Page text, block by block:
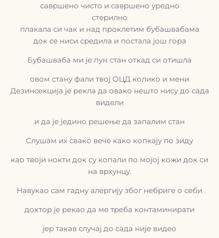
савршено чисто и савршено уредно
стерилно
плакала си чак и над проклетим бубашвабама
док се ниси средила и постала још гора
Бубашваба ми је пун стан откад си отишла
овом стану фали твој ОЦД колико и мени
Дезинсекција је рекла да овако нешто нису до сада
видели
и да је једино решење да запалим стан
Слушам их свако вече како копкају по зиду
као твоји нокти док су копали по мојој кожи док си
на врхунцу.
Навукао сам гадну алергију због небриге о себи
доктор је рекао да ме треба контаминирати
јер такав случај до сада није видео